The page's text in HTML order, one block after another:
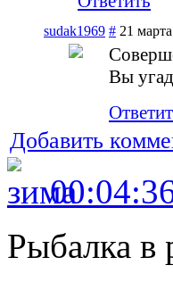
sudak1969 # 21
Вы
Добавить
Рыбалка в